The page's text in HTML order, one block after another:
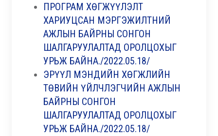
ПРОГРАМ ХӨГЖҮҮЛЭЛТ
ХАРИУЦСАН МЭРГЭЖИЛТНИЙ
АЖЛЫН БАЙРНЫ СОНГОН
ШАЛГАРУУЛАЛТАД ОРОЛЦОХЫГ
УРЬЖ БАЙНА./2022.05.18/
ЭРҮҮЛ МЭНДИЙН ХӨГЖЛИЙН
ТӨВИЙН ҮЙЛЧЛЭГЧИЙН АЖЛЫН
БАЙРНЫ СОНГОН
ШАЛГАРУУЛАЛТАД ОРОЛЦОХЫГ
УРЬЖ БАЙНА./2022.05.18/